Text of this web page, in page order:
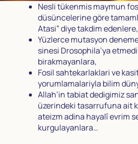
Nesli tükenmis maymun
düsüncelerine göre
Atasi” diye takdim edenlere,
Yüzlerce mutasyon
sinesi Drosophila’ya
birakmayanlara,
Fosil sahtekarlaklari ve
yorumlamalariyla bilim
Allah’in tabiat dedigimiz
üzerindeki tasarrufuna ait
ateizm adina hayalî evrim
kurgulayanlara…